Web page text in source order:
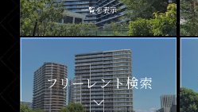
一覧を表示
フリーレント検索